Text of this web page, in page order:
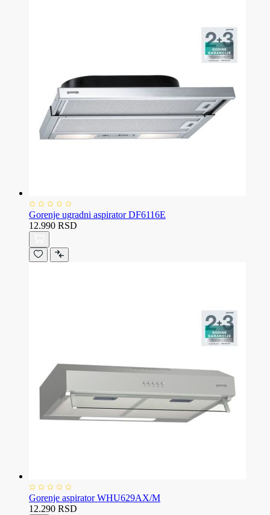
Gorenje ugradni aspirator DF6116E
12.990 RSD
Gorenje aspirator WHU629AX/M
12.290 RSD